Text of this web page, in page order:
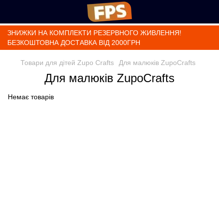
ЗНИЖКИ НА КОМПЛЕКТИ РЕЗЕРВНОГО ЖИВЛЕННЯ!
БЕЗКОШТОВНА ДОСТАВКА ВІД 2000ГРН
Товари для дітей Zupo Crafts Для малюків ZupoCrafts
Для малюків ZupoCrafts
Немає товарів